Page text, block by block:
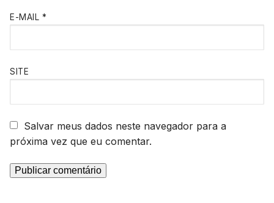
E-MAIL *
SITE
Salvar meus dados neste navegador para a
próxima vez que eu comentar.